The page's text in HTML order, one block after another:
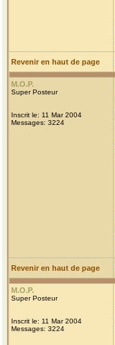
Revenir en haut de page
M.O.P.
Super Posteur
Inscrit le: 11 Mar 2004
Messages: 3224
Revenir en haut de page
M.O.P.
Super Posteur
Inscrit le: 11 Mar 2004
Messages: 3224